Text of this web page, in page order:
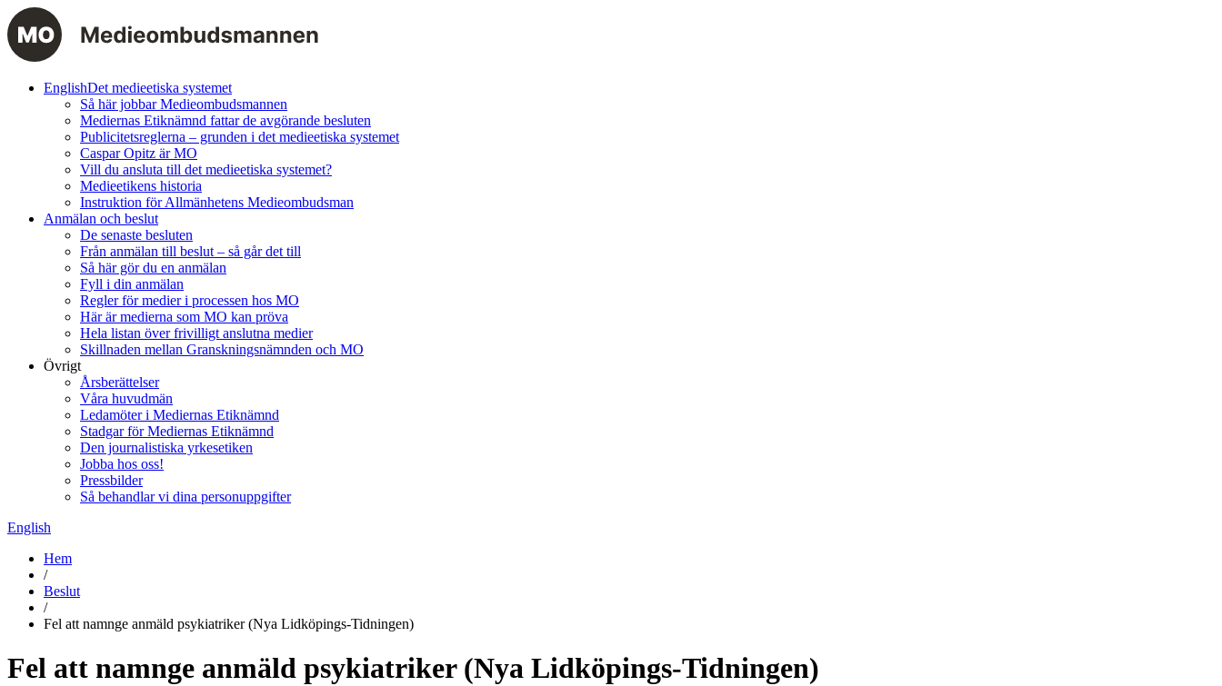
EnglishDet medieetiska systemet
Så här jobbar Medieombudsmannen
Mediernas Etiknämnd fattar de avgörande besluten
Publicitetsreglerna – grunden i det medieetiska systemet
Caspar Opitz är MO
Vill du ansluta till det medieetiska systemet?
Medieetikens historia
Instruktion för Allmänhetens Medieombudsman
Anmälan och beslut
De senaste besluten
Från anmälan till beslut – så går det till
Så här gör du en anmälan
Fyll i din anmälan
Regler för medier i processen hos MO
Här är medierna som MO kan pröva
Hela listan över frivilligt anslutna medier
Skillnaden mellan Granskningsnämnden och MO
Övrigt
Årsberättelser
Våra huvudmän
Ledamöter i Mediernas Etiknämnd
Stadgar för Mediernas Etiknämnd
Den journalistiska yrkesetiken
Jobba hos oss!
Pressbilder
Så behandlar vi dina personuppgifter
English
Hem
/
Beslut
/
Fel att namnge anmäld psykiatriker (Nya Lidköpings-Tidningen)
Fel att namnge anmäld psykiatriker (Nya Lidköpings-Tidningen)